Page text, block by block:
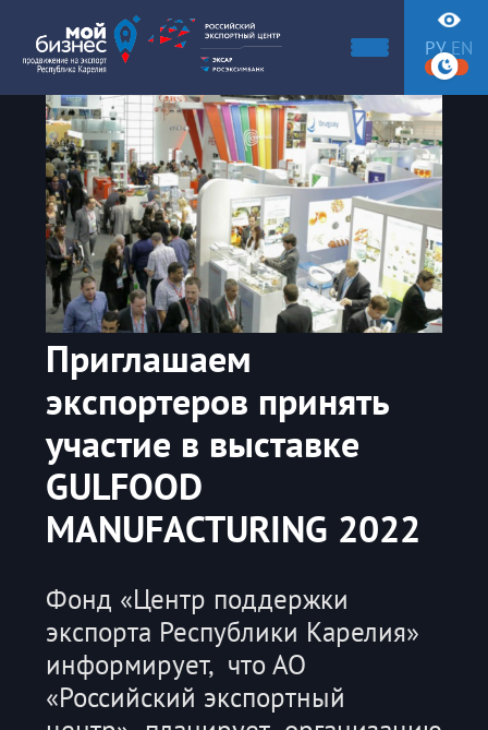
РУ EN
Приглашаем
экспортеров принять
участие в выставке
GULFOOD
MANUFACTURING 2022
Фонд «Центр поддержки
экспорта Республики Карелия»
информирует, что АО
«Российский экспортный